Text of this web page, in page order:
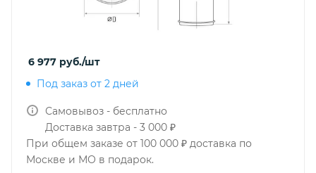
6 977 руб./шт
Под заказ от 2 дней
Самовывоз - бесплатно
Доставка завтра - 3 000 ₽
При общем заказе от 100 000 ₽ доставка по
Москве и МО в подарок.